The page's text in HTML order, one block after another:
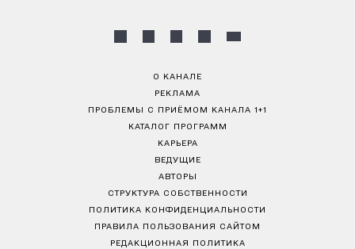
О КАНАЛЕ
РЕКЛАМА
ПРОБЛЕМЫ С ПРИЁМОМ КАНАЛА 1+1
КАТАЛОГ ПРОГРАММ
КАРЬЕРА
ВЕДУЩИЕ
АВТОРЫ
СТРУКТУРА СОБСТВЕННОСТИ
ПОЛИТИКА КОНФИДЕНЦИАЛЬНОСТИ
ПРАВИЛА ПОЛЬЗОВАНИЯ САЙТОМ
РЕДАКЦИОННАЯ ПОЛИТИКА